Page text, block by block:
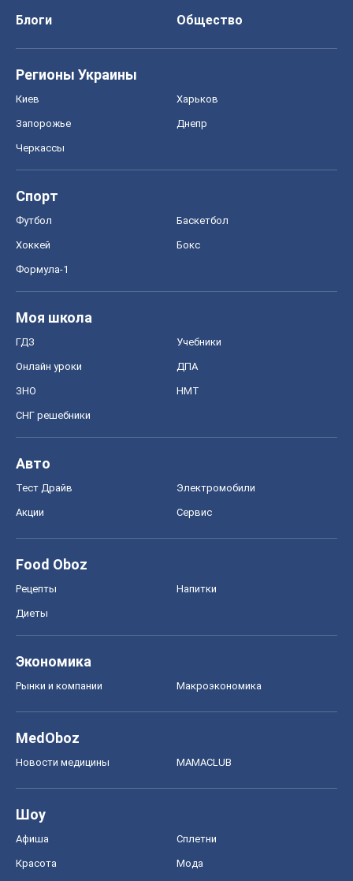
Блоги
Общество
Регионы Украины
Киев Харьков
Запорожье Днепр
Черкассы
Спорт
Футбол Баскетбол
Хоккей Бокс
Формула-1
Моя школа
ГДЗ Учебники
Онлайн уроки ДПА
ЗНО НМТ
СНГ решебники
Авто
Тест Драйв Электромобили
Акции Сервис
Food Oboz
Рецепты Напитки
Диеты
Экономика
Рынки и компании Mакроэкономика
MedOboz
Новости медицины MAMACLUB
Шоу
Афиша Сплетни
Красота Мода